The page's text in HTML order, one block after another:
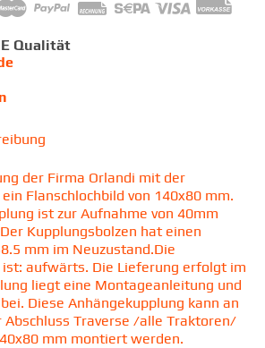
Qualität
der Firma Orlandi mit der
Flanschlochbild von 140x80 mm.
ist zur Aufnahme von 40mm
Kupplungsbolzen hat einen
mm im Neuzustand.Die
aufwärts. Die Lieferung erfolgt im
liegt eine Montageanleitung und
Diese Anhängekupplung kann an
Traverse /alle Traktoren/
mm montiert werden.